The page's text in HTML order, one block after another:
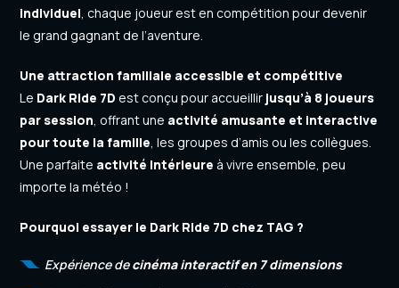
individuel, chaque joueur est en compétition pour devenir
le grand gagnant de l’aventure.
Une attraction familiale accessible et compétitive
Le Dark Ride 7D est conçu pour accueillir jusqu’à 8 joueurs
par session, offrant une activité amusante et interactive
pour toute la famille, les groupes d’amis ou les collègues.
Une parfaite activité intérieure à vivre ensemble, peu
importe la météo !
Pourquoi essayer le Dark Ride 7D chez TAG ?
Expérience decinéma interactif en 7 dimensions